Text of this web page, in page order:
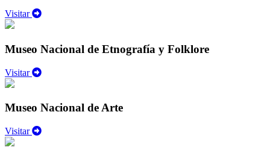
Visitar
Museo Nacional de Etnografía y Folklore
Visitar
Museo Nacional de Arte
Visitar